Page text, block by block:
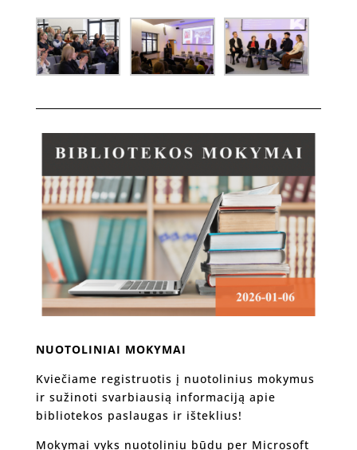
NUOTOLINIAI MOKYMAI
Kviečiame registruotis į nuotolinius mokymus
ir sužinoti svarbiausią informaciją apie
bibliotekos paslaugas ir išteklius!
Mokymai vyks nuotoliniu būdu per Microsoft